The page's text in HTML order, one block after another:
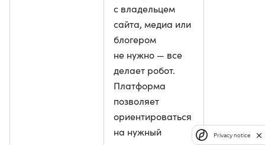
с владельцем
сайта, медиа или
блогером
не нужно — все
делает робот.
Платформа
позволяет
ориентироваться
на нужный
Privacy notice